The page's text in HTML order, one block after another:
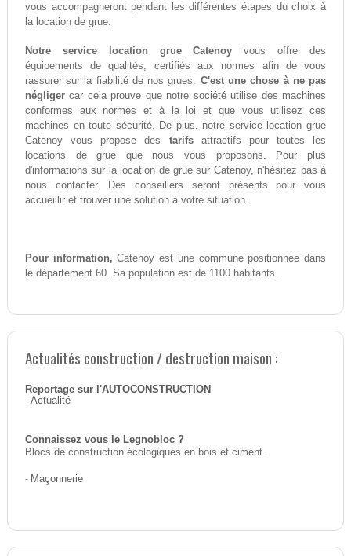
vous accompagneront pendant les différentes étapes du choix à
la location de grue.
Notre service location grue Catenoy vous offre des
équipements de qualités, certifiés aux normes afin de vous
rassurer sur la fiabilité de nos grues. C'est une chose à ne pas
négligercar cela prouve que notre société utilise des machines
conformes aux normes et à la loi et que vous utilisez ces
machines en toute sécurité. De plus, notre service location grue
Catenoy vous propose des tarifsattractifs pour toutes les
locations de grue que nous vous proposons. Pour plus
d'informations sur la location de grue sur Catenoy, n'hésitez pas à
nous contacter. Des conseillers seront présents pour vous
accueillir et trouver une solution à votre situation.
Pour information, Catenoy est une commune positionnée dans
le département 60. Sa population est de 1100 habitants.
Actualités construction / destruction maison :
Reportage sur l'AUTOCONSTRUCTION
- Actualité
Connaissez vous le Legnobloc ?
Blocs de construction écologiques en bois et ciment.
- Maçonnerie